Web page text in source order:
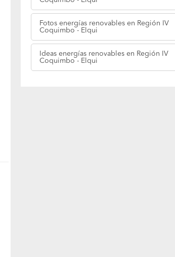
Fotos energías renovables en Región IV
Coquimbo - Elqui
Ideas energías renovables en Región IV
Coquimbo - Elqui